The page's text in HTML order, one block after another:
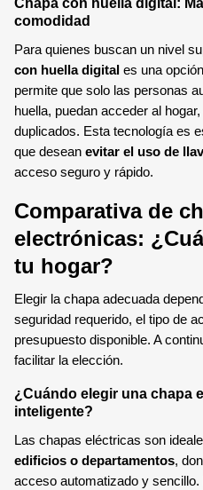
Chapa con huella digital:
comodidad
Para quienes buscan un nivel
con huella digital es una
permite que solo las personas
huella, puedan acceder al
duplicados. Esta tecnología es
que desean evitar el uso de
acceso seguro y rápido.
Comparativa de
electrónicas:
tu hogar?
Elegir la chapa adecuada
seguridad requerido, el tipo de
presupuesto disponible. A
facilitar la elección.
¿Cuándo elegir una chapa
inteligente?
Las chapas eléctricas son
edificios o departamentos,
acceso automatizado y